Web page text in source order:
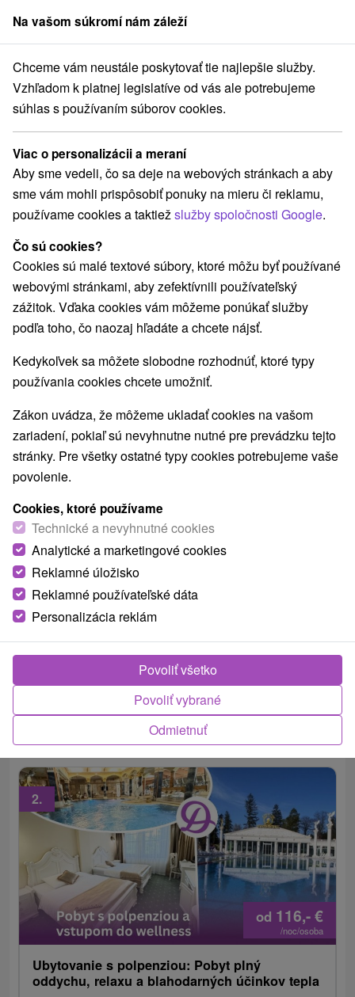
člen skupinySorger
Pobyty na Slovensku Rodinné pobyty Severné Slovensko
Rodinné pobyty na Severnom
Slovensku
Kategórie
Všetky kategórie
Pobyty so zľavou(37)
Wellness pobyty
Romantické pobyty(19) Seniorské pobyty(19)
Rodinné pobyty(45)
Vyberte lokalitu alebo termín
Najpredávanejšie
1.
Family holidays Galanda: Rodinná dovolenka
s celodenným vstupom do aquaparku
Moderné Kúpele Turčianske Teplice
Polpenzia
Užijete si neobmedzený aquapark, polpenziu v
hoteli Veľká Fatra a pre deti sú pripravené zábavné
animácie v detskom kútiku.
od 116,-€
/noc/osoba
2.
Ubytovanie s polpenziou: Pobyt plný
oddychu, relaxu a blahodarných účinkov tepla
Na vašom súkromí nám záleží
Chceme vám neustále poskytovať tie najlepšie služby.
Vzhľadom k platnej legislatíve od vás ale potrebujeme
súhlas s používaním súborov cookies.
Viac o personalizácii a meraní
Aby sme vedeli, čo sa deje na webových stránkach a aby
sme vám mohli prispôsobiť ponuky na mieru či reklamu,
používame cookies a taktiežslužby spoločnosti Google.
Čo sú cookies?
Cookies sú malé textové súbory, ktoré môžu byť používané
webovými stránkami, aby zefektívnili používateľský
zážitok. Vďaka cookies vám môžeme ponúkať služby
podľa toho, čo naozaj hľadáte a chcete nájsť.
Kedykoľvek sa môžete slobodne rozhodnúť, ktoré typy
používania cookies chcete umožniť.
Zákon uvádza, že môžeme ukladať cookies na vašom
zariadení, pokiaľ sú nevyhnutne nutné pre prevádzku tejto
stránky. Pre všetky ostatné typy cookies potrebujeme vaše
povolenie.
Cookies, ktoré používame
Technické a nevyhnutné cookies
Analytické a marketingové cookies
Reklamné úložisko
Reklamné používateľské dáta
Personalizácia reklám
Odmietnuť
Povoliť vybrané
Povoliť všetko